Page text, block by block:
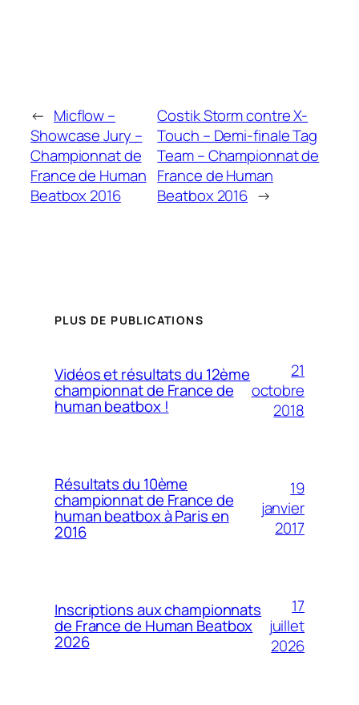
← Micflow –
Showcase Jury –
Championnat de
France de Human
Beatbox 2016
Costik Storm contre X-
Touch – Demi-finale Tag
Team – Championnat de
France de Human
Beatbox 2016 →
PLUS DE PUBLICATIONS
Vidéos et résultats du 12ème
championnat de France de
human beatbox !
21
octobre
2018
Résultats du 10ème
championnat de France de
human beatbox à Paris en
2016
19
janvier
2017
Inscriptions aux championnats
de France de Human Beatbox
2026
17
juillet
2026